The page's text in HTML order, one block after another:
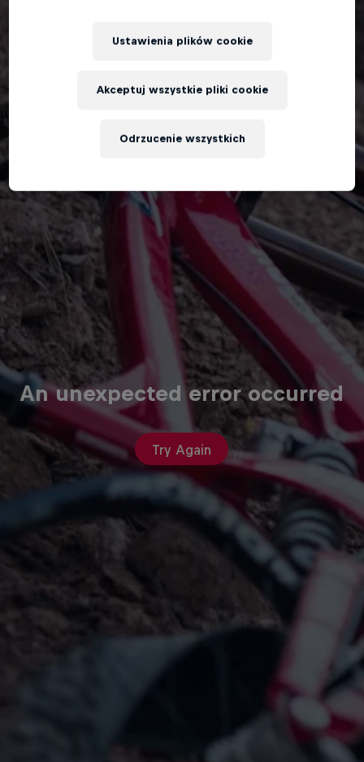
An unexpected error occurred
Try Again
Ustawienia plików cookie
Odrzucenie wszystkich
Akceptuj wszystkie pliki cookie